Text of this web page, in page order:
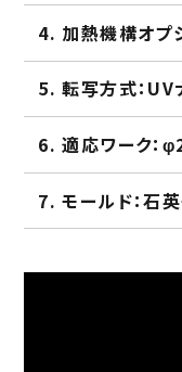
エコPMモータ フ
インバータ
イカ釣り機
その他
加熱機構オプ
転写方式：UV
適応ワーク：
モールド：石